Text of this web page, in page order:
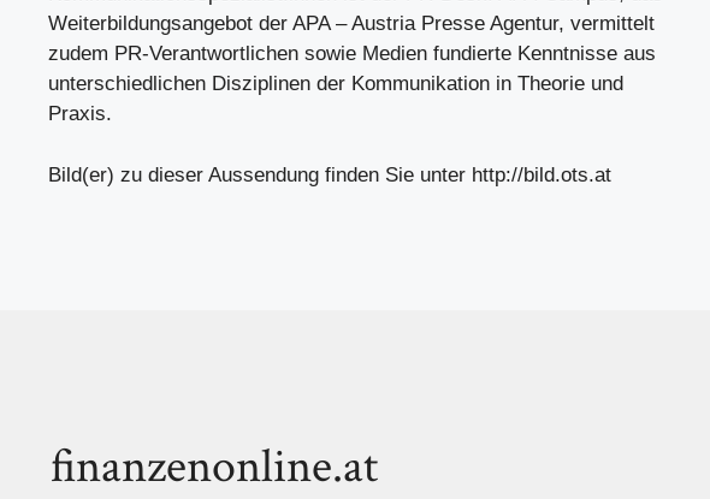
Weiterbildungsangebot der APA – Austria Presse Agentur, vermittelt
zudem PR-Verantwortlichen sowie Medien fundierte Kenntnisse aus
unterschiedlichen Disziplinen der Kommunikation in Theorie und
Praxis.
Bild(er) zu dieser Aussendung finden Sie unter http://bild.ots.at
finanzenonline.at